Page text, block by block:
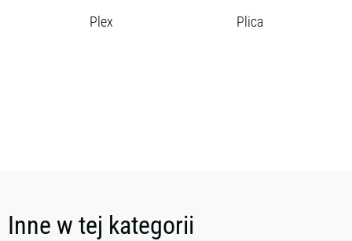
Plex Plica
Inne w tej kategorii